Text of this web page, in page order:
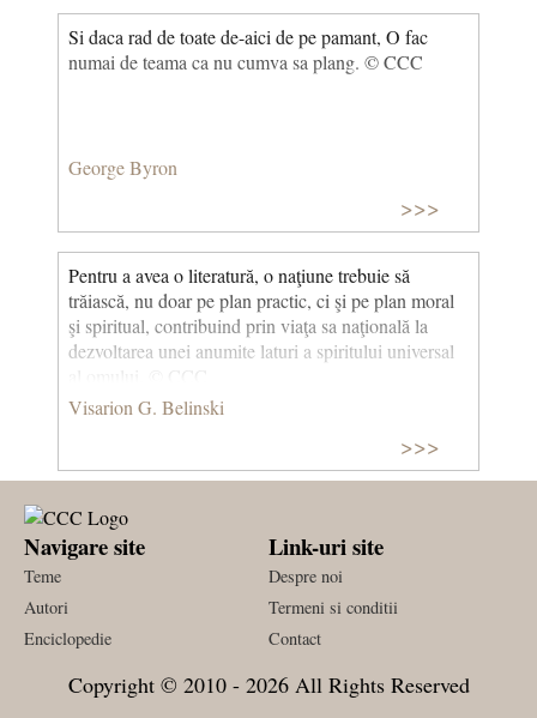
Si daca rad de toate de-aici de pe pamant, O fac
numai de teama ca nu cumva sa plang. © CCC
George Byron
>>>
Pentru a avea o literatură, o naţiune trebuie să
trăiască, nu doar pe plan practic, ci şi pe plan moral
şi spiritual, contribuind prin viaţa sa naţională la
dezvoltarea unei anumite laturi a spiritului universal
Visarion G. Belinski
>>>
Navigare site
Teme
Autori
Enciclopedie
Link-uri site
Despre noi
Termeni si conditii
Contact
Copyright © 2010 - 2026 All Rights Reserved